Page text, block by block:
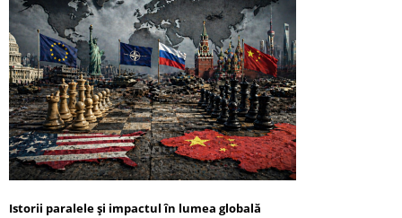
Istorii paralele și impactul în lumea globală